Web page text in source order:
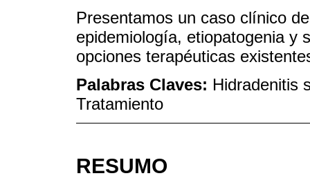
Presentamos un caso clínico
epidemiología, etiopatogenia y
opciones terapéuticas
Palabras Claves: Hidradenitis
Tratamiento
RESUMO